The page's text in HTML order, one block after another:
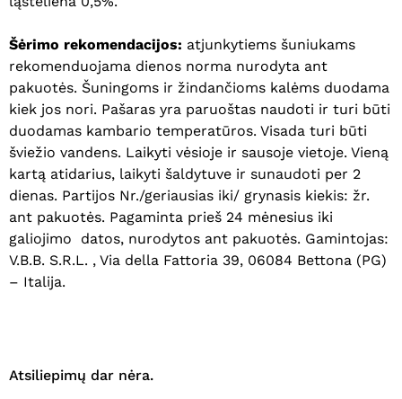
Krepšelyje nėra produktų.
Eiti Į Parduotuvę
Šėrimo rekomendacijos: atjunkytiems šuniukams
rekomenduojama dienos norma nurodyta ant
pakuotės. Šuningoms ir žindančioms kalėms duodama
kiek jos nori. Pašaras yra paruoštas naudoti ir turi būti
duodamas kambario temperatūros. Visada turi būti
šviežio vandens. Laikyti vėsioje ir sausoje vietoje. Vieną
kartą atidarius, laikyti šaldytuve ir sunaudoti per 2
dienas. Partijos Nr./geriausias iki/ grynasis kiekis: žr.
ant pakuotės. Pagaminta prieš 24 mėnesius iki
galiojimo datos, nurodytos ant pakuotės. Gamintojas:
V.B.B. S.R.L. , Via della Fattoria 39, 06084 Bettona (PG)
– Italija.
Atsiliepimų dar nėra.